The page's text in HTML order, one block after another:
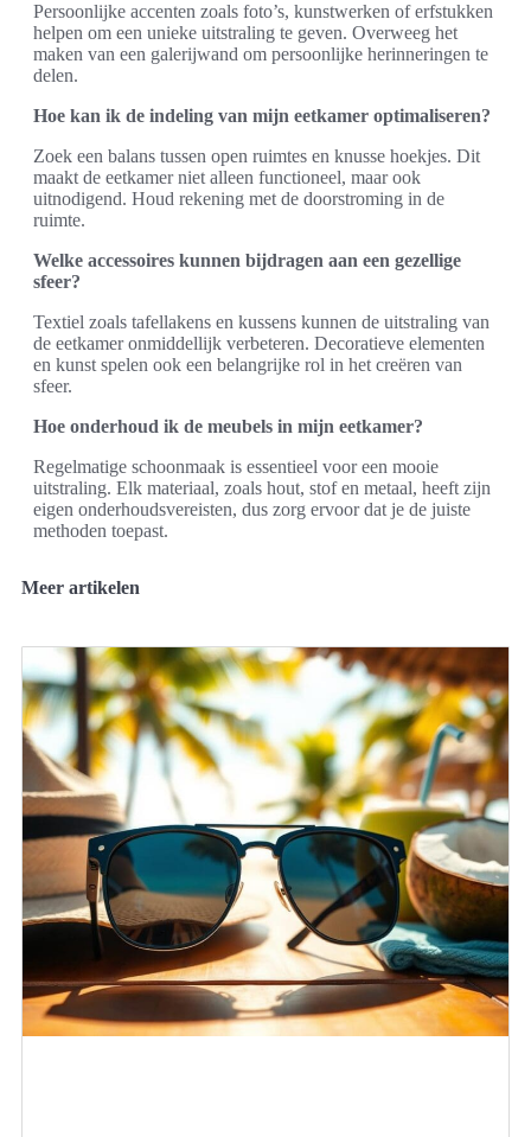
Persoonlijke accenten zoals foto’s, kunstwerken of erfstukken
helpen om een unieke uitstraling te geven. Overweeg het
maken van een galerijwand om persoonlijke herinneringen te
delen.
Hoe kan ik de indeling van mijn eetkamer optimaliseren?
Zoek een balans tussen open ruimtes en knusse hoekjes. Dit
maakt de eetkamer niet alleen functioneel, maar ook
uitnodigend. Houd rekening met de doorstroming in de
ruimte.
Welke accessoires kunnen bijdragen aan een gezellige
sfeer?
Textiel zoals tafellakens en kussens kunnen de uitstraling van
de eetkamer onmiddellijk verbeteren. Decoratieve elementen
en kunst spelen ook een belangrijke rol in het creëren van
sfeer.
Hoe onderhoud ik de meubels in mijn eetkamer?
Regelmatige schoonmaak is essentieel voor een mooie
uitstraling. Elk materiaal, zoals hout, stof en metaal, heeft zijn
eigen onderhoudsvereisten, dus zorg ervoor dat je de juiste
methoden toepast.
Meer artikelen